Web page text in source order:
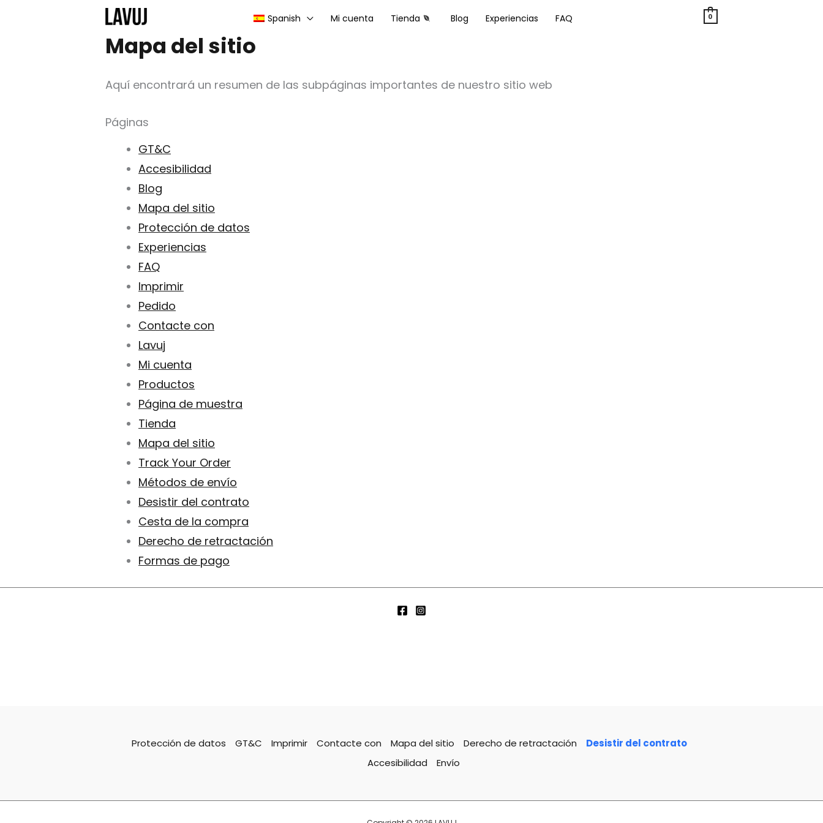
Spanish Mi cuenta Tienda Blog Experiencias FAQ 0
Mapa del sitio
Aquí encontrará un resumen de las subpáginas importantes de nuestro sitio web
Páginas
GT&C
Accesibilidad
Blog
Mapa del sitio
Protección de datos
Experiencias
FAQ
Imprimir
Pedido
Contacte con
Lavuj
Mi cuenta
Productos
Página de muestra
Tienda
Mapa del sitio
Track Your Order
Métodos de envío
Desistir del contrato
Cesta de la compra
Derecho de retractación
Formas de pago
Protección de datos GT&C Imprimir Contacte con Mapa del sitio Derecho de retractación
Desistir del contrato
Accesibilidad
Envío